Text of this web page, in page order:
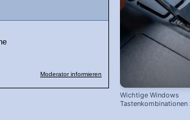
Moderator informieren
Wichtige Windows
Tastenkombinationen